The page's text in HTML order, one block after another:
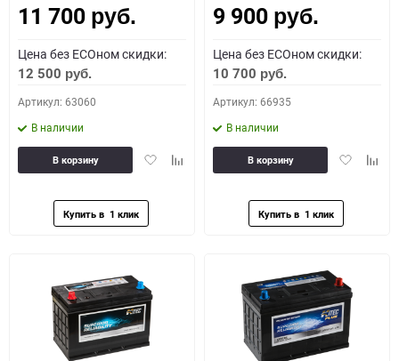
Как определить полярность?
0 - обратная 1 - прямая 3 - обратная 4 - прямая
11 700 руб.
Цена без ECOном скидки:
12 500 руб.
Артикул: 63060
В наличии
ДобавитьДобавить
В корзину
9 900 руб.
Цена без ECOном скидки:
10 700 руб.
Артикул: 66935
В наличии
Добавить
В корзину